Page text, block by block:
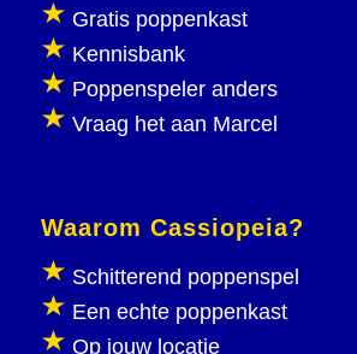
Gratis poppenkast
Kennisbank
Poppenspeler anders
Vraag het aan Marcel
Waarom Cassiopeia?
Schitterend poppenspel
Een echte poppenkast
Op jouw locatie